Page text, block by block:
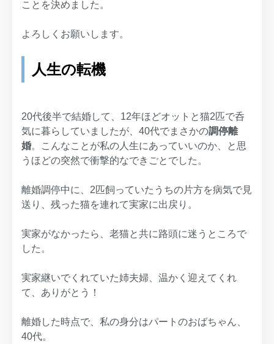
ことを決めました。
よろしくお願いします。
人生の転機
20代後半で結婚して、12年ほどオットと猫2匹で呑
気に暮らしていましたが、40代でまさかの調停離
婚。こんなことが私の人生にあっていいのか、と思
うほどの突然で衝撃的なできごとでした。
離婚調停中に、2匹飼っていたうちの片方を病気で見
送り、残った猫を連れて実家に出戻り。
実家がなかったら、老猫と共に路頭に迷うところで
した。
実家継いでくれていた姉夫婦、温かく迎えてくれ
て、ありがとう！
離婚した時点で、私の身分はパートのおばちゃん、
40代。